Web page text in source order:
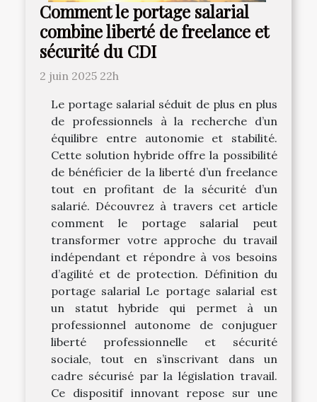
Comment le portage salarial
combine liberté de freelance et
sécurité du CDI
2 juin 2025 22h
Le portage salarial séduit de plus en plus
de professionnels à la recherche d’un
équilibre entre autonomie et stabilité.
Cette solution hybride offre la possibilité
de bénéficier de la liberté d’un freelance
tout en profitant de la sécurité d’un
salarié. Découvrez à travers cet article
comment le portage salarial peut
transformer votre approche du travail
indépendant et répondre à vos besoins
d’agilité et de protection. Définition du
portage salarial Le portage salarial est
un statut hybride qui permet à un
professionnel autonome de conjuguer
liberté professionnelle et sécurité
sociale, tout en s’inscrivant dans un
cadre sécurisé par la législation travail.
Ce dispositif innovant repose sur une